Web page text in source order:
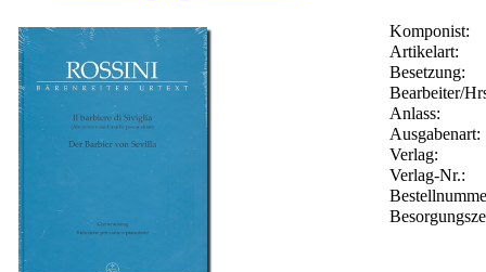
Komponist:
Artikelart:
Besetzung:
Bearbeiter/
Anlass:
Ausgabenart:
Verlag:
Verlag-Nr.: